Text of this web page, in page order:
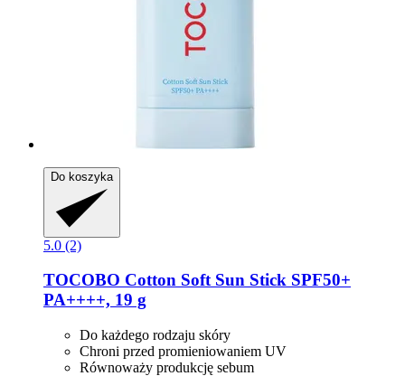
Do koszyka
5.0 (2)
TOCOBO Cotton Soft Sun Stick SPF50+
PA++++, 19 g
Do każdego rodzaju skóry
Chroni przed promieniowaniem UV
Równoważy produkcję sebum